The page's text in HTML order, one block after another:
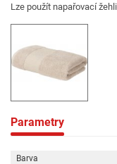
Lze použít napařovací
Parametry
Barva